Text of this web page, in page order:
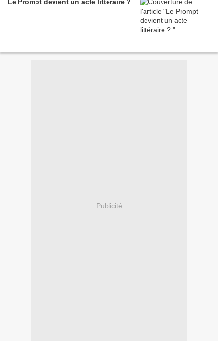
Le Prompt devient un acte littéraire ?
Publicité